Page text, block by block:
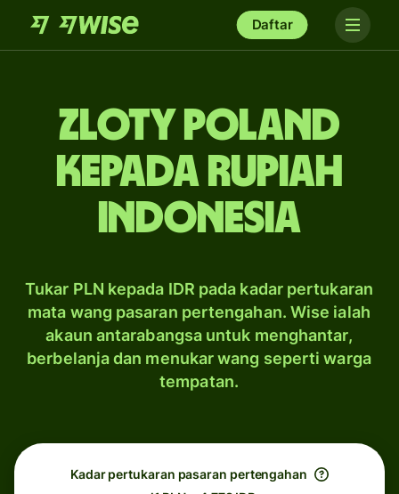
Daftar
zloty Poland
kepada rupiah
Indonesia
Tukar PLN kepada IDR pada kadar pertukaran
mata wang pasaran pertengahan. Wise ialah
akaun antarabangsa untuk menghantar,
berbelanja dan menukar wang seperti warga
tempatan.
Kadar pertukaran pasaran pertengahan